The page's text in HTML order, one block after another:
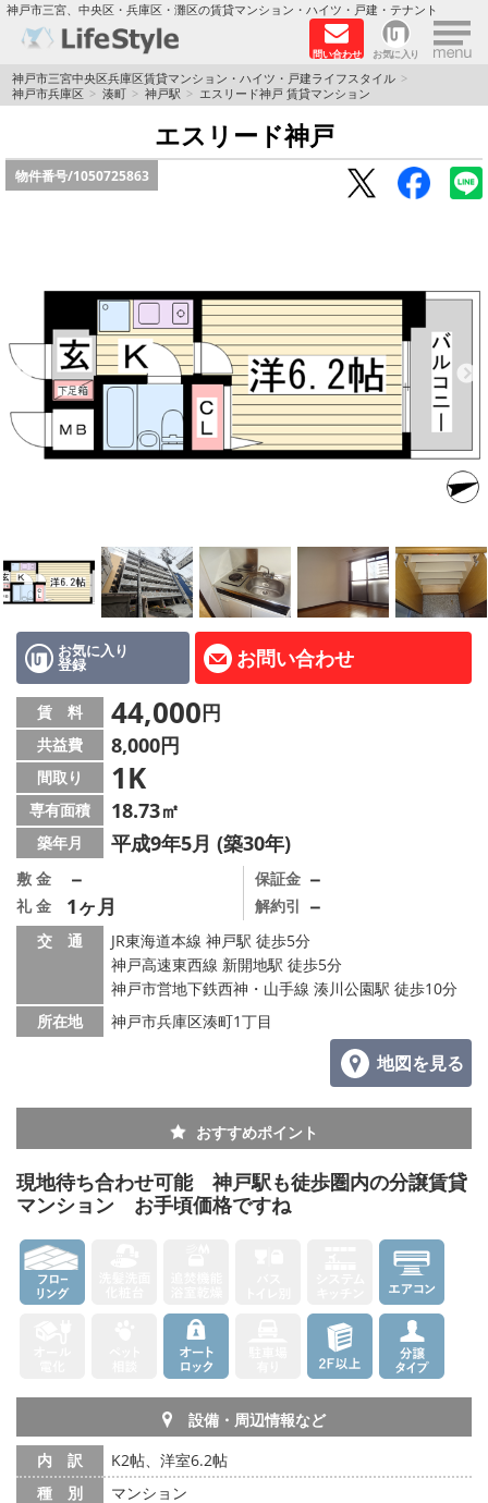
神戸市三宮、中央区・兵庫区・灘区の賃貸マンション・ハイツ・戸建・テナント
問い合わせ お気に入り ×
TOPページ
神戸の単身向けマンション特集
新築物件
高級賃貸
リノベーション物件
ペット飼育可能
地域から探す
地図から探す
店舗情報·アクセス
会社概要
メールでお問い合わせ
神戸市三宮中央区兵庫区賃貸マンション・ハイツ・戸建ライフスタイル
神戸市兵庫区
湊町 神戸駅 エスリード神戸 賃貸マンション
エスリード神戸
物件番号/1050725863
お気に入り
登録 お問い合わせ
賃 料 44,000円
共益費 8,000円
間取り 1K
専有面積 18.73㎡
築年月 平成9年5月 (築30年)
敷 金 －
礼 金 1ヶ月
保証金 －
解約引 －
交 通
JR東海道本線 神戸駅 徒歩5分
神戸高速東西線 新開地駅 徒歩5分
神戸市営地下鉄西神・山手線 湊川公園駅 徒歩10分
所在地
神戸市兵庫区湊町1丁目
地図を見る
おすすめポイント
現地待ち合わせ可能 神戸駅も徒歩圏内の分譲賃貸
マンション お手頃価格ですね
設備・周辺情報など
内 訳
K2帖、洋室6.2帖
種 別
マンション